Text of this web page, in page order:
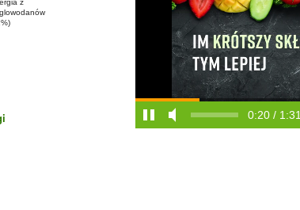
0:20 / 1:31